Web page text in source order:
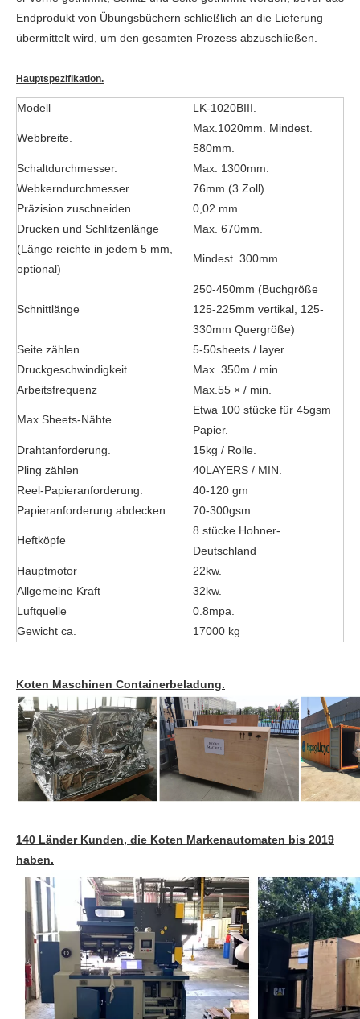
Endprodukt von Übungsbüchern schließlich an die Lieferung
übermittelt wird, um den gesamten Prozess abzuschließen.
Hauptspezifikation.
Modell LK-1020BIII.
Webbreite.
Max.1020mm. Mindest.
580mm.
Schaltdurchmesser.
Max. 1300mm.
Webkerndurchmesser.
76mm (3 Zoll)
Präzision zuschneiden.
0,02 mm
Drucken und Schlitzenlänge
Max. 670mm.
(Länge reichte in jedem 5 mm,
optional)
Mindest. 300mm.
Schnittlänge
250-450mm (Buchgröße
125-225mm vertikal, 125-
330mm Quergröße)
Seite zählen
5-50sheets / layer.
Druckgeschwindigkeit
Max. 350m / min.
Arbeitsfrequenz
Max.55 × / min.
Max.Sheets-Nähte.
Etwa 100 stücke für 45gsm
Papier.
Drahtanforderung.
15kg / Rolle.
Pling zählen
40LAYERS / MIN.
Reel-Papieranforderung.
40-120 gm
Papieranforderung abdecken.
70-300gsm
Heftköpfe
8 stücke Hohner-
Deutschland
Hauptmotor
22kw.
Allgemeine Kraft
32kw.
Luftquelle
0.8mpa.
Gewicht ca.
17000 kg
Koten Maschinen Containerbeladung.
140 Länder Kunden, die Koten Markenautomaten bis 2019
haben.